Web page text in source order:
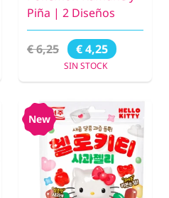
Piña | 2 Diseños
€ 6,25 € 4,25
SIN STOCK
New